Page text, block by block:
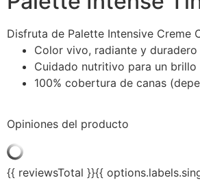
Disfruta de Palette Intensive Creme
Color vivo, radiante y duradero
Cuidado nutritivo para un brillo
100% cobertura de canas
Opiniones del producto
{{ reviewsTotal }}{{